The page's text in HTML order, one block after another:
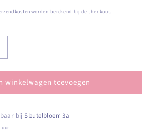
worden berekend bij de checkout.
winkelwagen toevoegen
bijSleutelbloem 3a
uur